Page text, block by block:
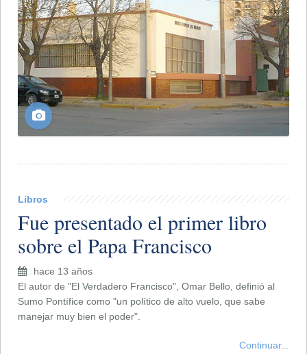
Libros
Fue presentado el primer libro
sobre el Papa Francisco
hace 13 años
El autor de "El Verdadero Francisco", Omar Bello, definió al
Sumo Pontífice como "un político de alto vuelo, que sabe
manejar muy bien el poder".
Continuar...